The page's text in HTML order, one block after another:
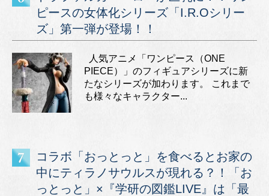
ピースの女体化シリーズ「I.R.Oシリー
ズ」第一弾が登場！！
人気アニメ「ワンピース（ONE
PIECE）」のフィギュアシリーズに新
たなシリーズが加わります。 これまで
も様々なキャラクター...
コラボ「おっとっと」を食べるとお家の
中にティラノサウルスが現れる？！「お
っとっと」×『学研の図鑑LIVE』は「最